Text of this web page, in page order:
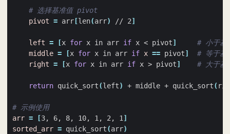
# 选择基准值 pivot
pivot = arr [len(arr) // 2]
left = [x for x in arr if x < pivot]
# 小于基
middle = [x for x in arr if x == pivot]
# 等于基
right = [x for x in arr if x > pivot] # 大于基
return quick_sort(left) + middle + quick_sort(
# 示例使用
arr = [3, 6, 8, 10, 1, 2, 1 ]
sorted_arr = quick_sort(arr)